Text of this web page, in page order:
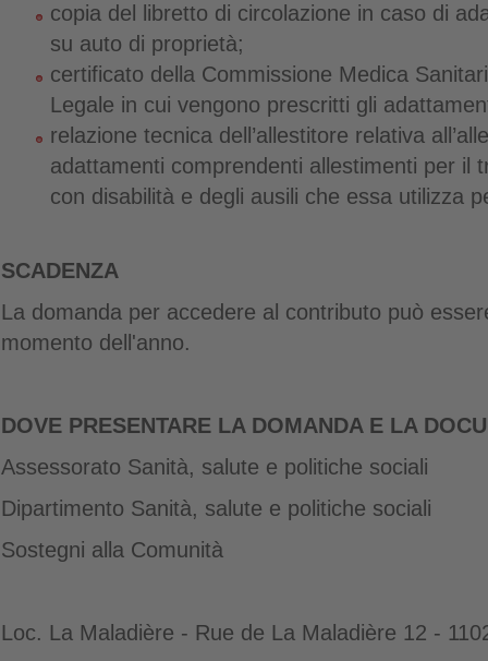
copia del libretto di circolazione in caso di
su auto di proprietà;
certificato della Commissione Medica
Legale in cui vengono prescritti gli
relazione tecnica dell’allestitore relativa
adattamenti comprendenti allestimenti per il
con disabilità e degli ausili che essa utilizza
SCADENZA
La domanda per accedere al contributo può
momento dell'anno.
DOVE PRESENTARE LA DOMANDA E LA
Assessorato Sanità, salute e politiche sociali
Dipartimento Sanità, salute e politiche sociali
Sostegni alla Comunità
Loc. La Maladière - Rue de La Maladière 12 -